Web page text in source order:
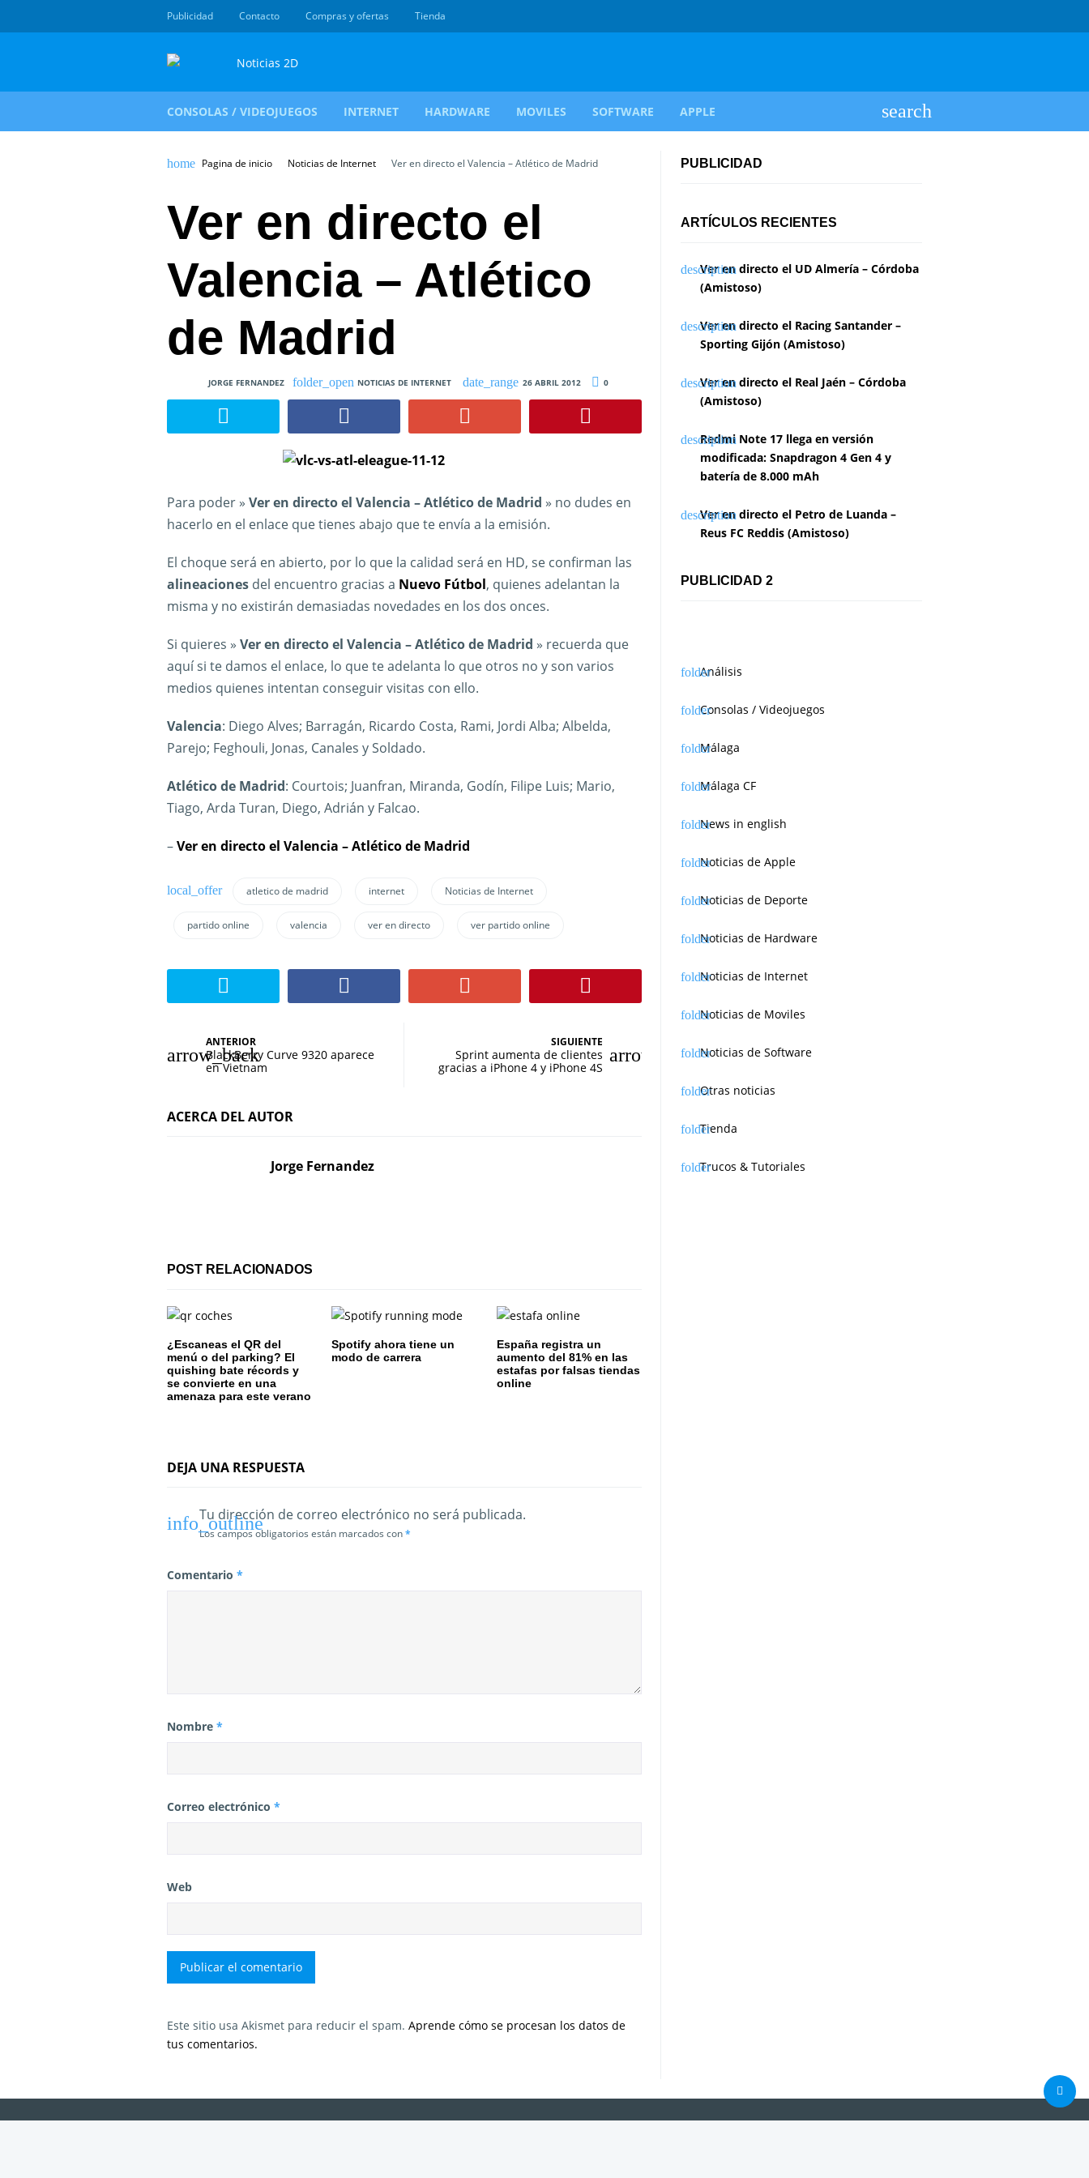
Publicidad Contacto Compras y ofertas Tienda
CONSOLAS / VIDEOJUEGOS INTERNET HARDWARE MOVILES SOFTWARE APPLE
Pagina de inicio Noticias de Internet Ver en directo el Valencia – Atlético de Madrid
Ver en directo el
Valencia – Atlético
de Madrid
JORGE FERNANDEZ NOTICIAS DE INTERNET 26 ABRIL 2012 0
Para poder » Ver en directo el Valencia – Atlético de Madrid » no dudes en
hacerlo en el enlace que tienes abajo que te envía a la emisión.
El choque será en abierto, por lo que la calidad será en HD, se confirman las
alineaciones del encuentro gracias a Nuevo Fútbol, quienes adelantan la
misma y no existirán demasiadas novedades en los dos onces.
Si quieres » Ver en directo el Valencia – Atlético de Madrid » recuerda que
aquí si te damos el enlace, lo que te adelanta lo que otros no y son varios
medios quienes intentan conseguir visitas con ello.
Valencia: Diego Alves; Barragán, Ricardo Costa, Rami, Jordi Alba; Albelda,
Parejo; Feghouli, Jonas, Canales y Soldado.
Atlético de Madrid: Courtois; Juanfran, Miranda, Godín, Filipe Luis; Mario,
Tiago, Arda Turan, Diego, Adrián y Falcao.
–Ver en directo el Valencia – Atlético de Madrid
atletico de madrid internet Noticias de Internet
partido online valencia ver en directo ver partido online
a
e
ó
n
d
e
e
t
a
a
ANTERIOR
BlackBerry Curve 9320 aparece
en Vietnam
SIGUIENTE
Sprint aumenta de clientes
gracias a iPhone 4 y iPhone 4S
ACERCA DEL AUTOR
Jorge Fernandez
POST RELACIONADOS
¿Escaneas el QR del
menú o del parking? El
quishing bate récords y
se convierte en una
amenaza para este verano
Spotify ahora tiene un
modo de carrera
España registra un
aumento del 81% en las
estafas por falsas tiendas
online
DEJA UNA RESPUESTA
Tu dirección de correo electrónico no será publicada.
Los campos obligatorios están marcados con*
Comentario *
Nombre *
Correo electrónico *
Web
Este sitio usa Akismet para reducir el spam. Aprende cómo se procesan los datos de
tus comentarios.
PUBLICIDAD
ARTÍCULOS RECIENTES
Ver en directo el UD Almería – Córdoba
(Amistoso)
Ver en directo el Racing Santander –
Sporting Gijón (Amistoso)
Ver en directo el Real Jaén – Córdoba
(Amistoso)
Redmi Note 17 llega en versión
modificada: Snapdragon 4 Gen 4 y
batería de 8.000 mAh
Ver en directo el Petro de Luanda –
Reus FC Reddis (Amistoso)
PUBLICIDAD 2
Análisis
Consolas / Videojuegos
Málaga
Málaga CF
News in english
Noticias de Apple
Noticias de Deporte
Noticias de Hardware
Noticias de Internet
Noticias de Moviles
Noticias de Software
Otras noticias
Tienda
Trucos & Tutoriales